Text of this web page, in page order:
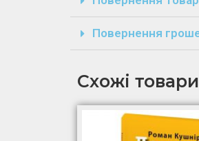
Повернення
Схожі товари